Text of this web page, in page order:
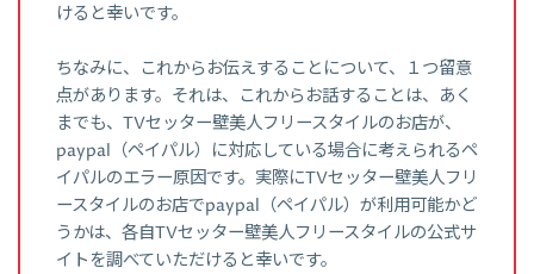
けると幸いです。
ちなみに、これからお伝えすることについて、１つ留意
点があります。それは、これからお話することは、あく
までも、TVセッター壁美人フリースタイルのお店が、
paypal（ペイパル）に対応している場合に考えられるペ
イパルのエラー原因です。実際にTVセッター壁美人フリ
ースタイルのお店でpaypal（ペイパル）が利用可能かど
うかは、各自TVセッター壁美人フリースタイルの公式サ
イトを調べていただけると幸いです。